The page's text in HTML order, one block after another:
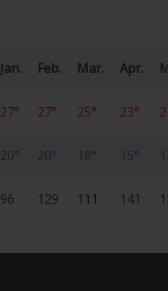
Jan. Feb. Mar. Apr.
27° 27° 25° 23°
20° 20° 18° 15°
96 129 111 141